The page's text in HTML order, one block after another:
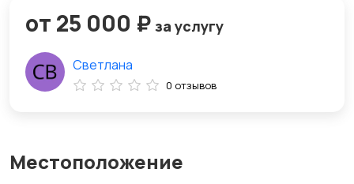
Местоположение
от 25 000 ₽ за услугу
Светлана
0 отзывов